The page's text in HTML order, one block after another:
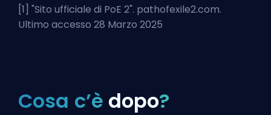
[1] "Sito ufficiale di PoE 2". pathofexile2.com.
Ultimo accesso 28 Marzo 2025
Cosa c’è dopo?